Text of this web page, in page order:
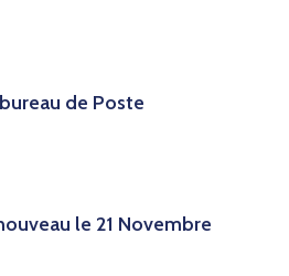
de Poste
le 21 Novembre